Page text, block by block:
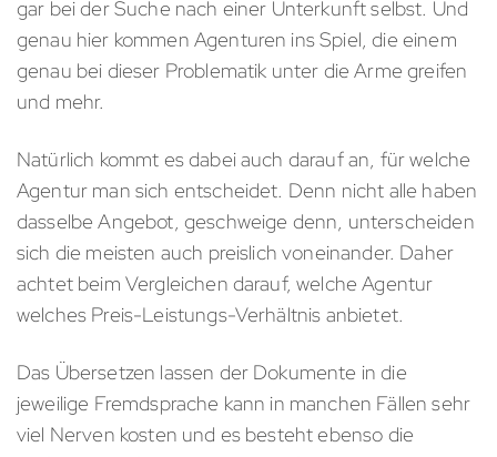
gar bei der Suche nach einer Unterkunft selbst. Und
genau hier kommen Agenturen ins Spiel, die einem
genau bei dieser Problematik unter die Arme greifen
und mehr.
Natürlich kommt es dabei auch darauf an, für welche
Agentur man sich entscheidet. Denn nicht alle haben
dasselbe Angebot, geschweige denn, unterscheiden
sich die meisten auch preislich voneinander. Daher
achtet beim Vergleichen darauf, welche Agentur
welches Preis-Leistungs-Verhältnis anbietet.
Das Übersetzen lassen der Dokumente in die
jeweilige Fremdsprache kann in manchen Fällen sehr
viel Nerven kosten und es besteht ebenso die